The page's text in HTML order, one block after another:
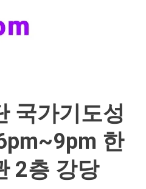
국가기도성
한
2층 강당